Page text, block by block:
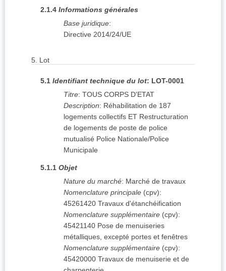
2.1.4 Informations générales
Base juridique:
Directive 2014/24/UE
5. Lot
5.1 Identifiant technique du lot: LOT-0001
Titre: TOUS CORPS D'ETAT
Description: Réhabilitation de 187
logements collectifs ET Restructuration
de logements de poste de police
mutualisé Police Nationale/Police
Municipale
5.1.1 Objet
Nature du marché: Marché de travaux
Nomenclature principale (cpv):
45261420 Travaux d'étanchéification
Nomenclature supplémentaire (cpv):
45421140 Pose de menuiseries
métalliques, excepté portes et fenêtres
Nomenclature supplémentaire (cpv):
45420000 Travaux de menuiserie et de